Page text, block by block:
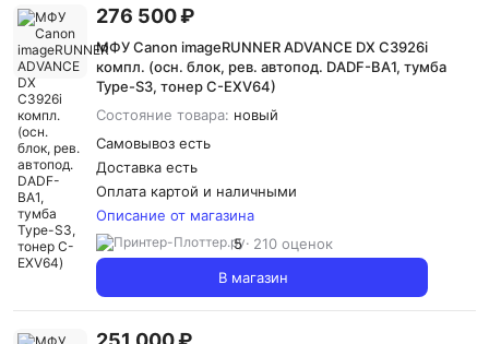
276 500 ₽
МФУ Canon imageRUNNER ADVANCE DX C3926i
компл. (осн. блок, рев. автопод. DADF-BA1, тумба
Type-S3, тонер C-EXV64)
Состояние товара: новый
Самовывоз есть
Доставка есть
Оплата картой и наличными
Описание от магазина
5
210 оценок
В магазин